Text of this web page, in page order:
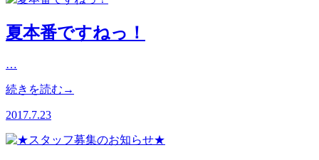
夏本番ですねっ！
…
続きを読む→
2017.7.23